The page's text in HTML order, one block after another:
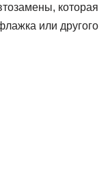
которая
или другого